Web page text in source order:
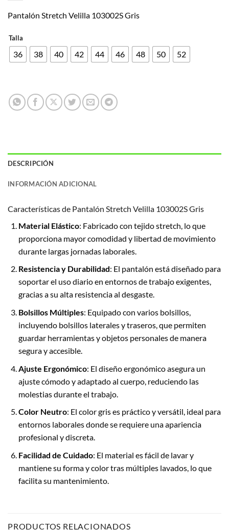
Pantalón Stretch Velilla 103002S Gris
Talla
36 38 40 42 44 46 48 50 52
DESCRIPCIÓN
INFORMACIÓN ADICIONAL
Características de Pantalón Stretch Velilla 103002S Gris
Material Elástico: Fabricado con tejido stretch, lo que
proporciona mayor comodidad y libertad de movimiento
durante largas jornadas laborales.
Resistencia y Durabilidad: El pantalón está diseñado para
soportar el uso diario en entornos de trabajo exigentes,
gracias a su alta resistencia al desgaste.
Bolsillos Múltiples: Equipado con varios bolsillos,
incluyendo bolsillos laterales y traseros, que permiten
guardar herramientas y objetos personales de manera
segura y accesible.
Ajuste Ergonómico: El diseño ergonómico asegura un
ajuste cómodo y adaptado al cuerpo, reduciendo las
molestias durante el trabajo.
Color Neutro: El color gris es práctico y versátil, ideal para
entornos laborales donde se requiere una apariencia
profesional y discreta.
Facilidad de Cuidado: El material es fácil de lavar y
mantiene su forma y color tras múltiples lavados, lo que
facilita su mantenimiento.
PRODUCTOS RELACIONADOS